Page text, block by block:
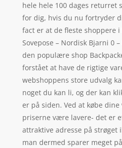
hele hele 100 dages returret
for dig, hvis du nu fortryder
fact er at de fleste shoppere
Sovepose – Nordisk Bjarni 0
den populære shop
forstået at have de rigtige
webshoppens store udvalg
noget du kan li, og der kan
er på siden. Ved at købe
priserne være lavere- det er
attraktive adresse på strøget
man dermed sparer meget